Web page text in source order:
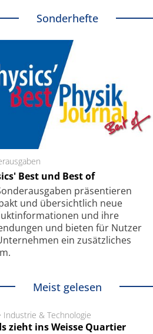
Sonderhefte
Best und Best of
präsentieren
und übersichtlich neue
und ihre
und bieten für Nutzer
ein zusätzliches
Elektronenmikroskopie auf
kleinstem Raum
Meist gelesen
Industrie & Technologie
zieht ins Weisse Quartier